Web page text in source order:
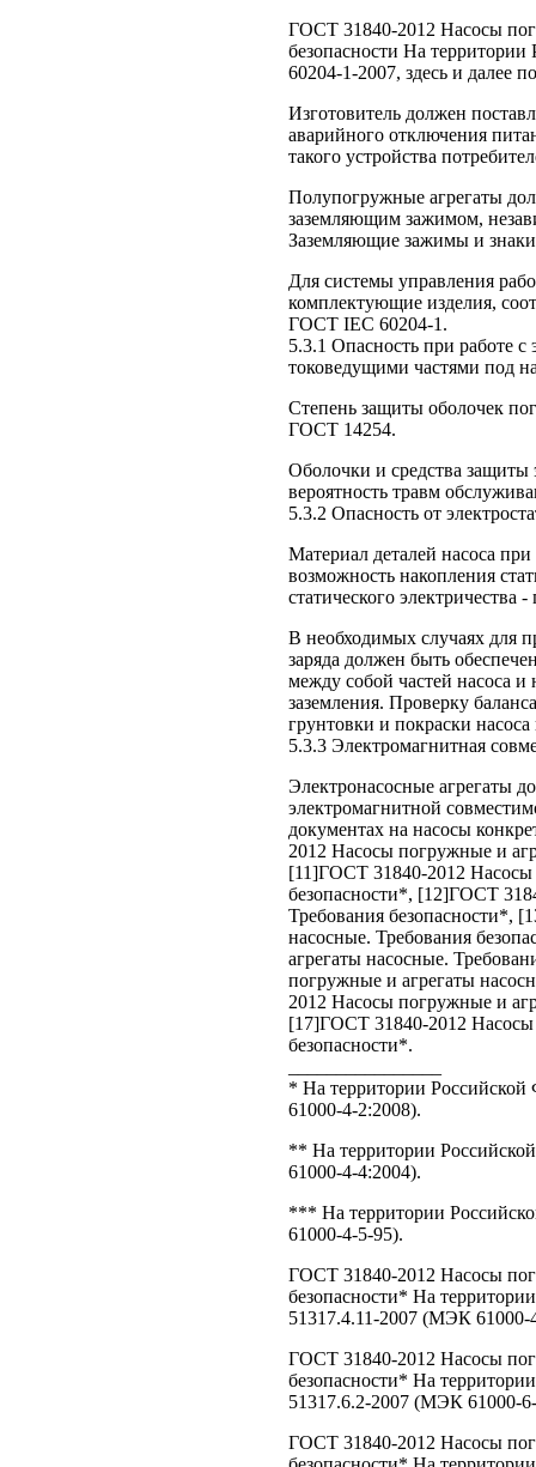
ГОСТ 31840-2012 Насосы
безопасности На
60204-1-2007, здесь и далее
Изготовитель должен
аварийного отключения
такого устройства
Полупогружные агрегаты
заземляющим зажимом,
Заземляющие зажимы и
Для системы управления
комплектующие изделия,
ГОСТ IEC 60204-1.
5.3.1 Опасность при работе с
токоведущими частями под
Степень защиты оболочек
ГОСТ 14254.
Оболочки и средства защиты
вероятность травм
5.3.2 Опасность от
Материал деталей насоса
возможность накопления
статического
В необходимых случаях для
заряда должен быть
между собой частей насоса и
заземления. Проверку
грунтовки и покраски насоса
5.3.3 Электромагнитная
Электронасосные агрегаты
электромагнитной
документах на насосы
2012 Насосы погружные и
[11]ГОСТ 31840-2012 Насосы
безопасности*, [12]ГОСТ
Требования безопасности*,
насосные. Требования
агрегаты насосные.
погружные и агрегаты
2012 Насосы погружные и
[17]ГОСТ 31840-2012 Насосы
безопасности*.
* На территории
61000-4-2:2008).
** На территории
61000-4-4:2004).
*** На территории
61000-4-5-95).
ГОСТ 31840-2012 Насосы
безопасности* На
51317.4.11-2007 (МЭК 61000-
ГОСТ 31840-2012 Насосы
безопасности* На
51317.6.2-2007 (МЭК 61000-
ГОСТ 31840-2012 Насосы